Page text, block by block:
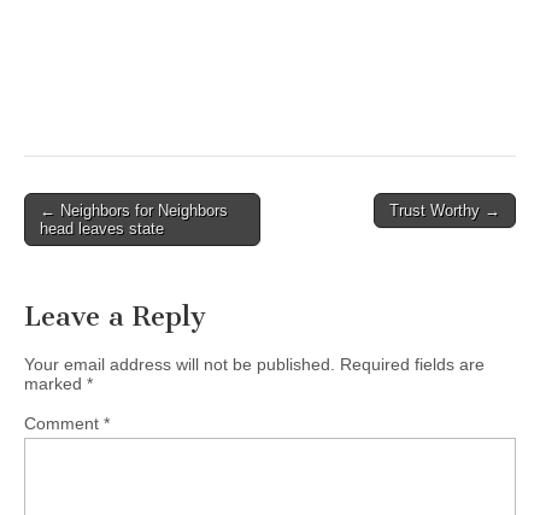
Post
navigation
← Neighbors for Neighbors
head leaves state
Trust Worthy →
Leave a Reply
Your email address will not be published.
Required fields are
marked *
Comment *